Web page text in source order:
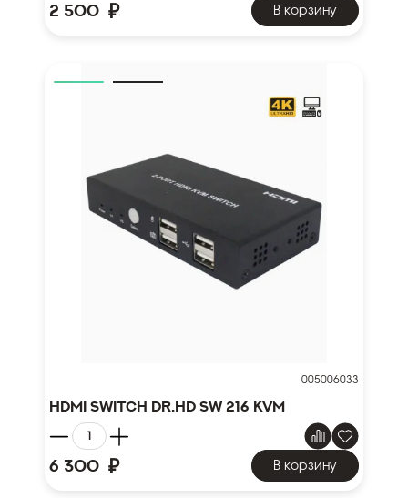
2 500 ₽ В корзину
005006033
HDMI Switch Dr.HD SW 216 KVM
6 300 ₽ В корзину